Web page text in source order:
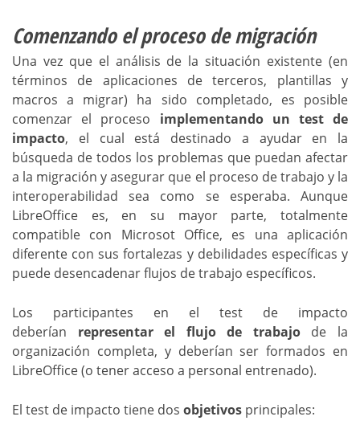
Comenzando el proceso de migración
Una vez que el análisis de la situación existente (en
términos de aplicaciones de terceros, plantillas y
macros a migrar) ha sido completado, es posible
comenzar el proceso implementando un test de
impacto, el cual está destinado a ayudar en la
búsqueda de todos los problemas que puedan afectar
a la migración y asegurar que el proceso de trabajo y la
interoperabilidad sea como se esperaba. Aunque
LibreOffice es, en su mayor parte, totalmente
compatible con Microsot Office, es una aplicación
diferente con sus fortalezas y debilidades específicas y
puede desencadenar flujos de trabajo específicos.
Los participantes en el test de impacto
deberían representar el flujo de trabajode la
organización completa, y deberían ser formados en
LibreOffice (o tener acceso a personal entrenado).
El test de impacto tiene dos objetivos principales: